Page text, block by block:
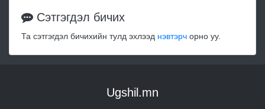
Сэтгэгдэл бичих
Та сэтгэгдэл бичихийн тулд эхлээд нэвтэрч орно уу.
Ugshil.mn